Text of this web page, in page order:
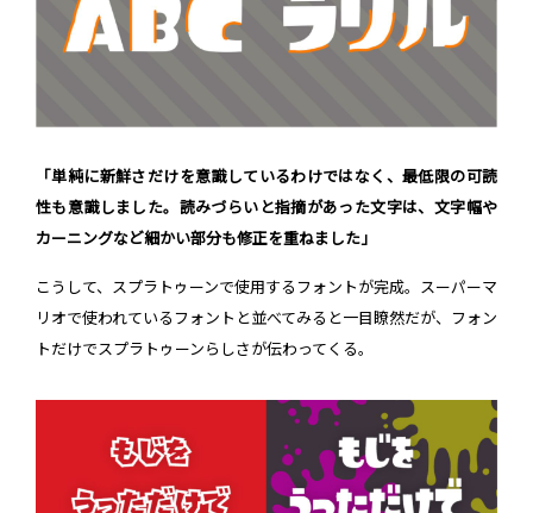
「単純に新鮮さだけを意識しているわけではなく、最低限の可読
性も意識しました。読みづらいと指摘があった文字は、文字幅や
カーニングなど細かい部分も修正を重ねました」
こうして、スプラトゥーンで使用するフォントが完成。スーパーマ
リオで使われているフォントと並べてみると一目瞭然だが、フォン
トだけでスプラトゥーンらしさが伝わってくる。